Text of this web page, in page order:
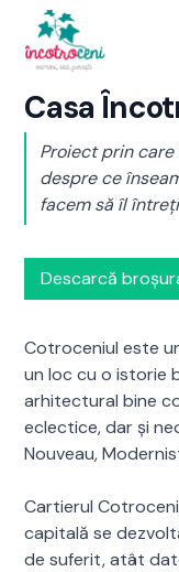
Casa
Proiect prin
despre ce
facem să îl
Descarcă
Cotroceniul este
un loc cu o istorie
arhitectural bine
eclectice, dar și
Nouveau,
Cartierul
capitală se
de suferit, atât